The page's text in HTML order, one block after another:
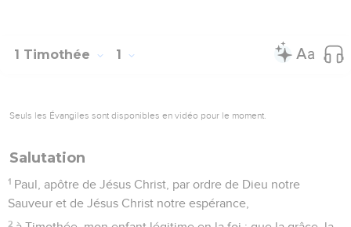
1 Timothée 1
Seuls les Évangiles sont disponibles en vidéo pour le moment.
Salutation
1 Paul, apôtre de Jésus Christ, par ordre de Dieu notre
Sauveur et de Jésus Christ notre espérance,
2